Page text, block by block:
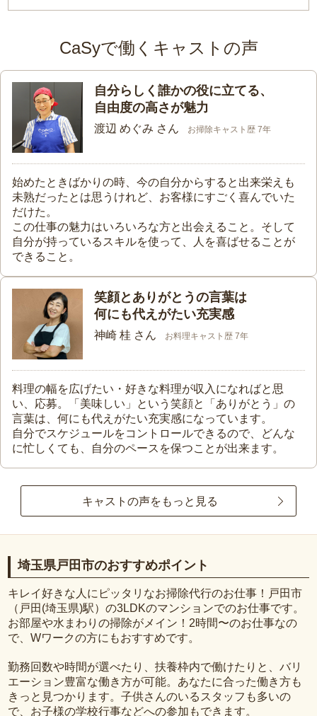
CaSyで働くキャストの声
自分らしく誰かの役に立てる、
自由度の高さが魅力
渡辺 めぐみ さん お掃除キャスト歴 7年
始めたときばかりの時、今の自分からすると出来栄えも
未熟だったとは思うけれど、お客様にすごく喜んでいた
だけた。
この仕事の魅力はいろいろな方と出会えること。そして
自分が持っているスキルを使って、人を喜ばせることが
できること。
笑顔とありがとうの言葉は
何にも代えがたい充実感
神崎 桂 さん お料理キャスト歴 7年
料理の幅を広げたい・好きな料理が収入になればと思
い、応募。「美味しい」という笑顔と「ありがとう」の
言葉は、何にも代えがたい充実感になっています。
自分でスケジュールをコントロールできるので、どんな
に忙しくても、自分のペースを保つことが出来ます。
キャストの声をもっと見る
埼玉県戸田市のおすすめポイント
キレイ好きな人にピッタリなお掃除代行のお仕事！戸田市
（戸田(埼玉県)駅）の3LDKのマンションでのお仕事です。
お部屋や水まわりの掃除がメイン！2時間〜のお仕事なの
で、Wワークの方にもおすすめです。
勤務回数や時間が選べたり、扶養枠内で働けたりと、バリ
エーション豊富な働き方が可能。あなたに合った働き方も
きっと見つかります。子供さんのいるスタッフも多いの
で、お子様の学校行事などへの参加もできます。